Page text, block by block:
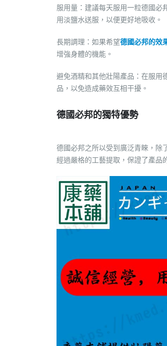
服用量：建議每天服用一粒德國必
用淡鹽水送服，以便更好地吸收。
長期調理：如果希望德國必邦的效
增強身體的機能。
避免酒精和其他壯陽產品：在服用
品，以免造成藥效互相干擾。
德國必邦的獨特優勢
德國必邦之所以受到廣泛青睞，除
經過嚴格的工藝提取，保證了產品